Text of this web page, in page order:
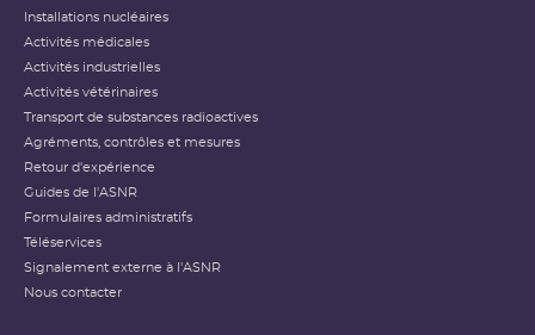
Installations nucléaires
Activités médicales
Activités industrielles
Activités vétérinaires
Transport de substances radioactives
Agréments, contrôles et mesures
Retour d'expérience
Guides de l'ASNR
Formulaires administratifs
Téléservices
Signalement externe à l'ASNR
Nous contacter